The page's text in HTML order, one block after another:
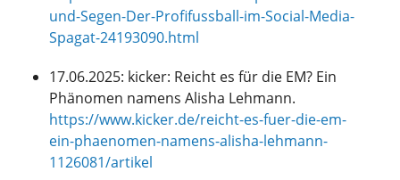
und-Segen-Der-Profifussball-im-Social-Media-
Spagat-24193090.html
17.06.2025: kicker: Reicht es für die EM? Ein
Phänomen namens Alisha Lehmann.
https://www.kicker.de/reicht-es-fuer-die-em-
ein-phaenomen-namens-alisha-lehmann-
1126081/artikel